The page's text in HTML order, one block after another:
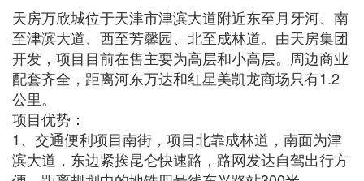
天房万欣城位于天津市津滨大道附近东至月牙河、南
至津滨大道、西至芳馨园、北至成林道。由天房集团
开发，项目目前在售主要为高层和小高层。周边商业
配套齐全，距离河东万达和红星美凯龙商场只有1.2
公里。
项目优势：
1、交通便利项目南街，项目北靠成林道，南面为津
滨大道，东边紧挨昆仑快速路，路网发达自驾出行方